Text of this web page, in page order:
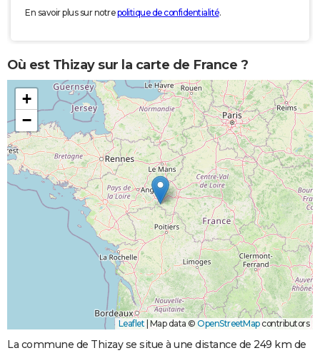
En savoir plus sur notrepolitique de confidentialité.
Où est Thizay sur la carte de France ?
+
−
Leaflet Map data © OpenStreetMapcontributors
La commune de Thizay se situe à une distance de 249 km de